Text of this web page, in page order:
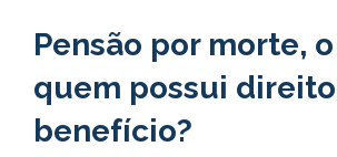
Pensão por morte,
quem possui
benefício?